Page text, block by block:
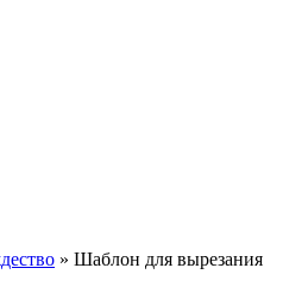
» Шаблон для вырезания